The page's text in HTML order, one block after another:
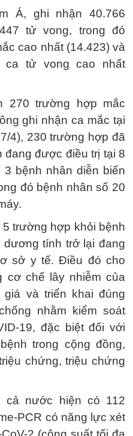
Á, ghi nhận 40.766
tử vong, trong đó
cao nhất (14.423) và
ca tử vong cao nhất
270 trường hợp mắc
ghi nhận ca mắc tại
4), 230 trường hợp đã
đang được điều trị tại 8
bệnh nhân diễn biến
đó bệnh nhân số 20
trường hợp khỏi bệnh
tính trở lại đang
sở y tế. Điều đó cho
cơ chế lây nhiễm của
giá và triển khai đúng
nhằm kiểm soát
19, đặc biệt đối với
trong cộng đồng,
chứng, triệu chứng
cả nước hiện có 112
PCR có năng lực xét